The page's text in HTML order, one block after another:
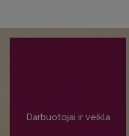
Darbuotojai ir veikla